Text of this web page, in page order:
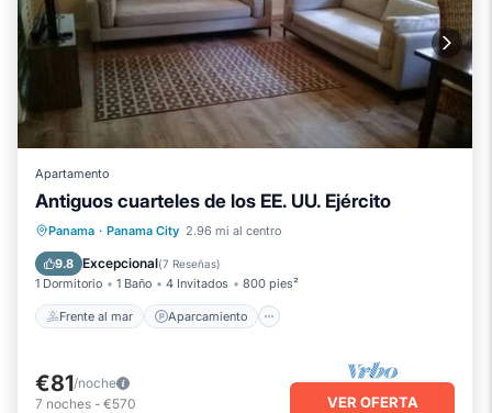
Apartamento
Antiguos cuarteles de los EE. UU. Ejército
Panama · Panama City 2.96 mi al centro
9.8 Excepcional(7 Reseñas)
1 Dormitorio 1 Baño 4 Invitados 800 pies²
Frente al mar Aparcamiento
Frente al mar
Aparcamiento
Vista al mar
€81/noche
7 noches - €570 VER OFERTA